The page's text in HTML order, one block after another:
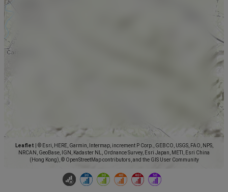
Leaflet
© Esri, HERE, Garmin, Intermap, increment P Corp., GEBCO, USGS, FAO, NPS,
NRCAN, GeoBase, IGN, Kadaster NL, Ordnance Survey, Esri Japan, METI, Esri China
(Hong Kong), © OpenStreetMap contributors, and the GIS User Community